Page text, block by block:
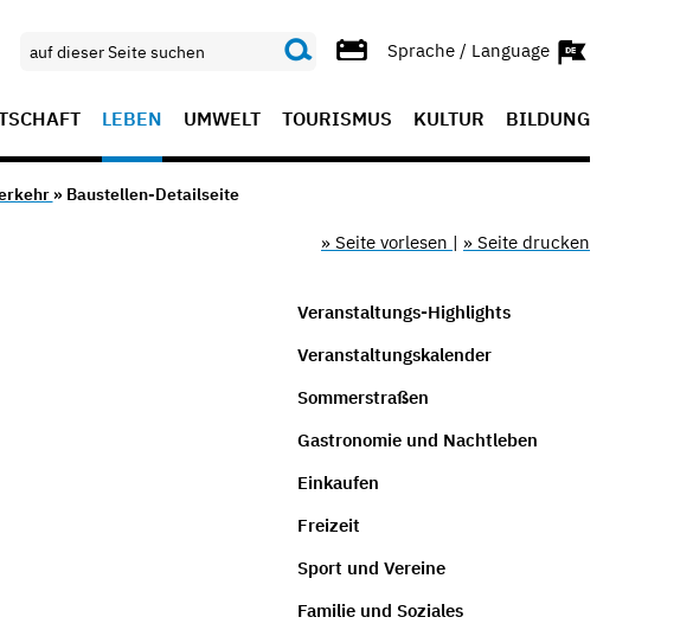
Sprache / Language
LEBEN UMWELT TOURISMUS KULTUR BILDUNG
» Baustellen-Detailseite
» Seite vorlesen | » Seite drucken
Veranstaltungs-Highlights
Veranstaltungskalender
Sommerstraßen
Gastronomie und Nachtleben
Einkaufen
Freizeit
Sport und Vereine
Familie und Soziales